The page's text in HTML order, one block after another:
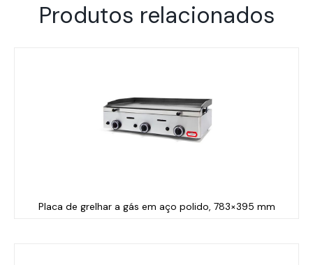
Produtos relacionados
Placa de grelhar a gás em aço polido, 783×395 mm